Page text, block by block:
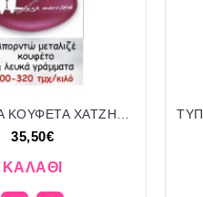
35,50€
ΚΑΛΆΘΙ